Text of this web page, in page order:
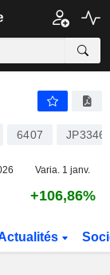
6407
Varia. 1 janv.
+106,86%